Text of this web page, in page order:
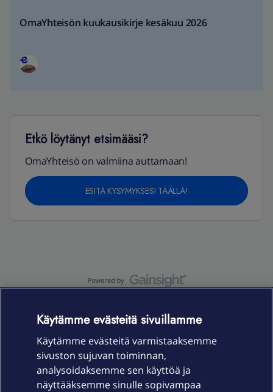
OmaYhteisön kuukausikirje kesäkuu 2026
Etkö löytänyt etsimääsi?
OmaYhteisö on valmiina auttamaan!
ESITÄ KYSYMYKSESI TÄÄLLÄ!
Laitteet & liittymät
Käytämme evästeitä sivuillamme
Käytämme evästeitä varmistaaksemme
sivuston sujuvan toiminnan,
analysoidaksemme sen käyttöä ja
näyttääksemme sinulle sopivampaa